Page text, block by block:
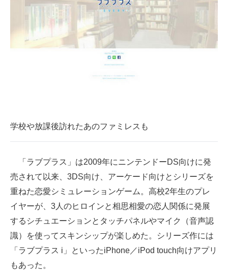
学校や放課後訪れたあのファミレスも
「ラブプラス」は2009年にニンテンドーDS向けに発
売されて以来、3DS向け、アーケード向けとシリーズを
重ねた恋愛シミュレーションゲーム。高校2年生のプレ
イヤーが、3人のヒロインと相思相愛の恋人関係に発展
するシチュエーションとタッチパネルやマイク（音声認
識）を使ってスキンシップが楽しめた。シリーズ作には
「ラブプラス i」といったiPhone／iPod touch向けアプリ
もあった。